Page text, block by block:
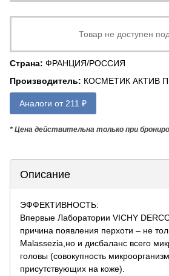
Товар не доступен
Страна: ФРАНЦИЯ/РОССИЯ
Производитель: КОСМЕТИК АКТИВ
Аналоги от 211 ₽
* Цена действительна только при
Описание
ЭФФЕКТИВНОСТЬ:
Впервые Лаборатории VICHY
причина появления перхоти – не
Malassezia,но и дисбаланс всего
головы (совокупность
присутствующих на коже).